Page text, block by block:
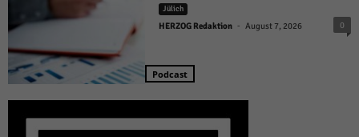
Jülich
HERZOG Redaktion - August 7, 2026 0
Podcast